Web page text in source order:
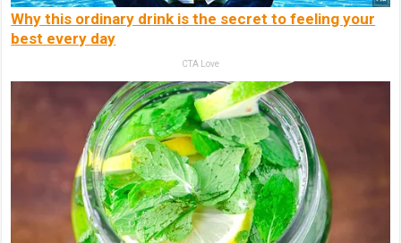
Why this ordinary drink is the secret to feeling your
best every day
CTA Love